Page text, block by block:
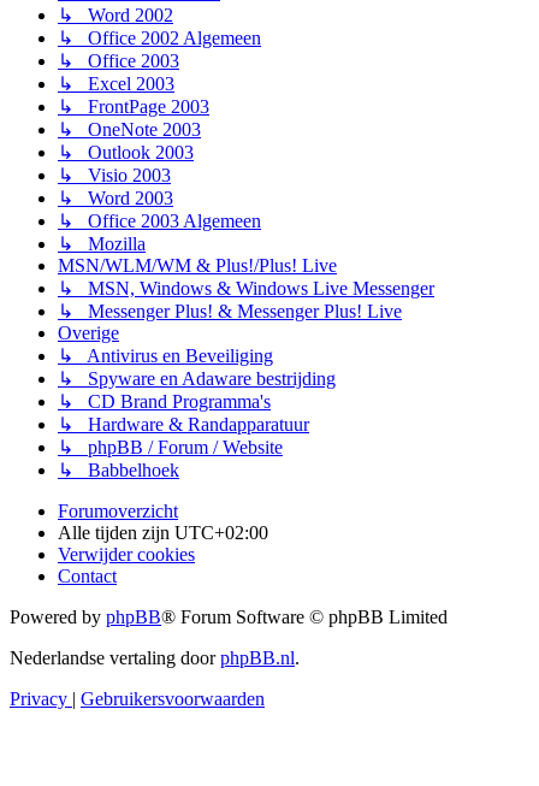
↳ Word 2002
↳ Office 2002 Algemeen
↳ Office 2003
↳ Excel 2003
↳ FrontPage 2003
↳ OneNote 2003
↳ Outlook 2003
↳ Visio 2003
↳ Word 2003
↳ Office 2003 Algemeen
↳ Mozilla
MSN/WLM/WM & Plus!/Plus! Live
↳ MSN, Windows & Windows Live Messenger
↳ Messenger Plus! & Messenger Plus! Live
Overige
↳ Antivirus en Beveiliging
↳ Spyware en Adaware bestrijding
↳ CD Brand Programma's
↳ Hardware & Randapparatuur
↳ phpBB / Forum / Website
↳ Babbelhoek
Forumoverzicht
Alle tijden zijn UTC+02:00
Verwijder cookies
Contact
Powered by phpBB® Forum Software © phpBB Limited
Nederlandse vertaling doorphpBB.nl.
Privacy | Gebruikersvoorwaarden